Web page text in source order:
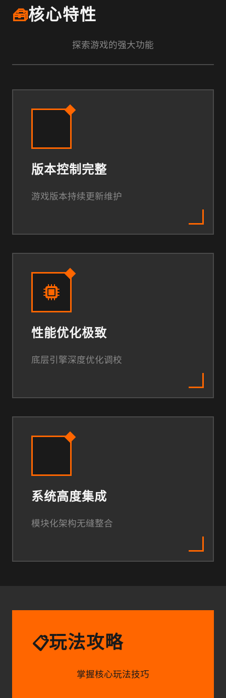
🧰核心特性
探索游戏的强大功能
版本控制完整
游戏版本持续更新维护
性能优化极致
底层引擎深度优化调校
系统高度集成
模块化架构无缝整合
📋玩法攻略
掌握核心玩法技巧